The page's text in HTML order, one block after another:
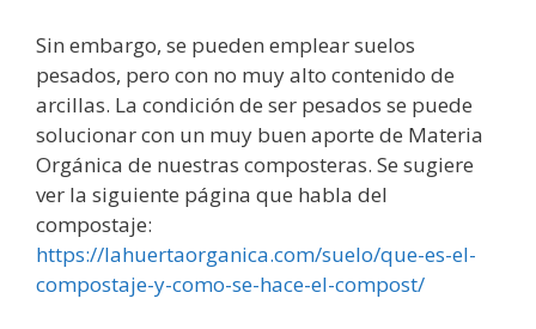
Sin embargo, se pueden emplear suelos
pesados, pero con no muy alto contenido de
arcillas. La condición de ser pesados se puede
solucionar con un muy buen aporte de Materia
Orgánica de nuestras composteras. Se sugiere
ver la siguiente página que habla del
compostaje:
https://lahuertaorganica.com/suelo/que-es-el-
compostaje-y-como-se-hace-el-compost/